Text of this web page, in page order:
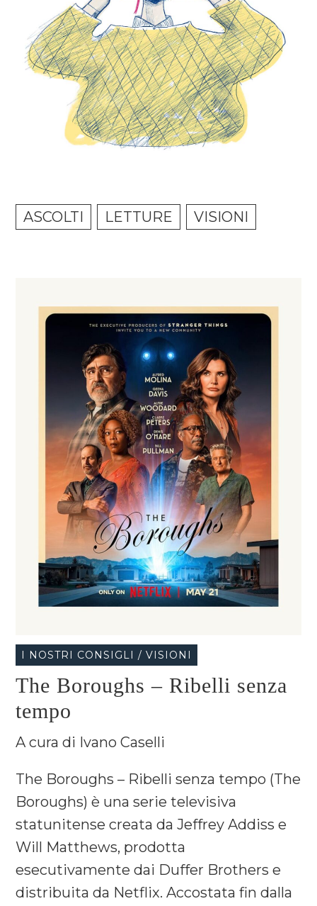
I NOSTRI CONSIGLI / VISIONI
The Boroughs – Ribelli senza
tempo
A cura di Ivano Caselli
The Boroughs – Ribelli senza tempo (The
Boroughs) è una serie televisiva
statunitense creata da Jeffrey Addiss e
Will Matthews, prodotta
esecutivamente dai Duffer Brothers e
distribuita da Netflix. Accostata fin dalla